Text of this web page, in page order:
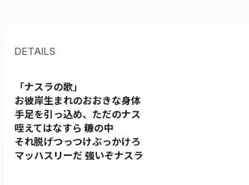
DETAILS
「ナスラの歌」
お彼岸生まれのおおきな身体
手足を引っ込め、ただのナス
咥えてはなすら 糠の中
それ脱げつっつけぶっかけろ
マッハスリーだ 強いぞナスラ